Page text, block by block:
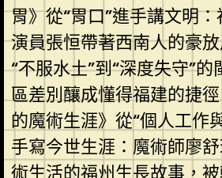
胃》從“胃口”進手講文明
演員張恒帶著西南人的豪
“不服水土”到“深度失守”
區差別釀成懂得福建的捷
的魔術生涯》從“個人工作
手寫今世生涯：魔術師廖
術生活的福州生長故事，